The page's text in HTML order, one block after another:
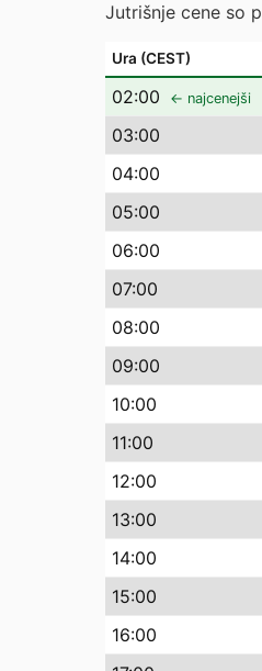
Jutrišnje cene so
Ura (CEST)
02:00 ← najcenejši
03:00
04:00
05:00
06:00
07:00
08:00
09:00
10:00
11:00
12:00
13:00
14:00
15:00
16:00